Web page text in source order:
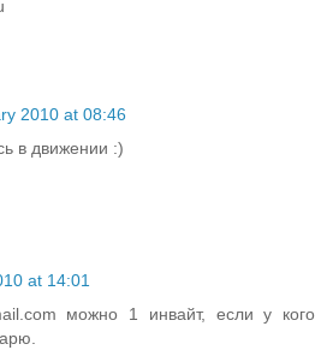
2010 at 08:46
в движении :)
at 14:01
можно 1 инвайт, если у кого